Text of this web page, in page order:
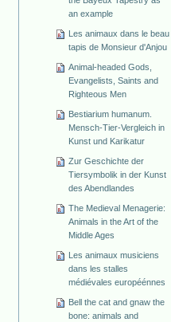
an example
Les animaux dans le beau
tapis de Monsieur d'Anjou
Animal-headed Gods,
Evangelists, Saints and
Righteous Men
Bestiarium humanum.
Mensch-Tier-Vergleich in
Kunst und Karikatur
Zur Geschichte der
Tiersymbolik in der Kunst
des Abendlandes
The Medieval Menagerie:
Animals in the Art of the
Middle Ages
Les animaux musiciens
dans les stalles
médiévales européénnes
Bell the cat and gnaw the
bone: animals and